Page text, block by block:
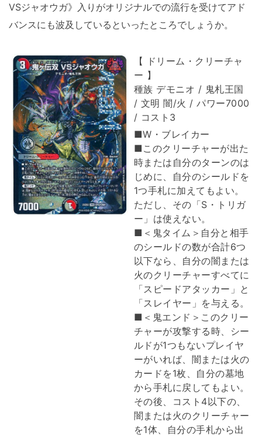
VSジャオウガ》入りがオリジナルでの流行を受けてアド
バンスにも波及しているといったところでしょうか。
【 ドリーム・クリーチャ
ー 】
種族 デモニオ / 鬼札王国
/ 文明 闇/火 / パワー7000
/ コスト3
■W・ブレイカー
■このクリーチャーが出た
時または自分のターンのは
じめに、自分のシールドを
1つ手札に加えてもよい。
ただし、その「S・トリガ
ー」は使えない。
■＜鬼タイム＞自分と相手
のシールドの数が合計6つ
以下なら、自分の闇または
火のクリーチャーすべてに
「スピードアタッカー」と
「スレイヤー」を与える。
■＜鬼エンド＞このクリー
チャーが攻撃する時、シー
ルドが1つもないプレイヤ
ーがいれば、闇または火の
カードを1枚、自分の墓地
から手札に戻してもよい。
その後、コスト4以下の、
闇または火のクリーチャー
を1体、自分の手札から出